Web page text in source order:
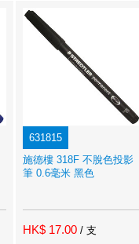
631815
施德樓 318F 不脫色投影
筆 0.6毫米 黑色
HK$ 17.00 / 支